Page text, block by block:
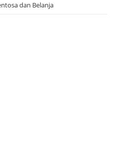
dan Belanja